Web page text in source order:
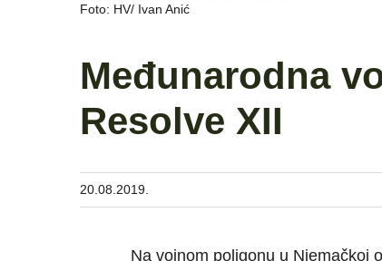
Foto: HV/ Ivan Anić
Međunarodna
Resolve XII
20.08.2019.
Na vojnom poligonu u Njemačkoj